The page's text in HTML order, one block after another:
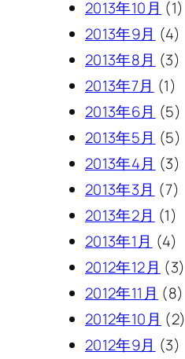
2013年10月 (1)
2013年9月 (4)
2013年8月 (3)
2013年7月 (1)
2013年6月 (5)
2013年5月 (5)
2013年4月 (3)
2013年3月 (7)
2013年2月 (1)
2013年1月 (4)
2012年12月 (3)
2012年11月 (8)
2012年10月 (2)
2012年9月 (3)